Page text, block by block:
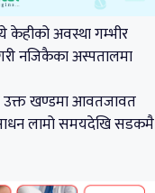
केहीको अवस्था गम्भीर
नजिकैका अस्पतालमा
उक्त खण्डमा आवतजावत
लामो समयदेखि सडकमै